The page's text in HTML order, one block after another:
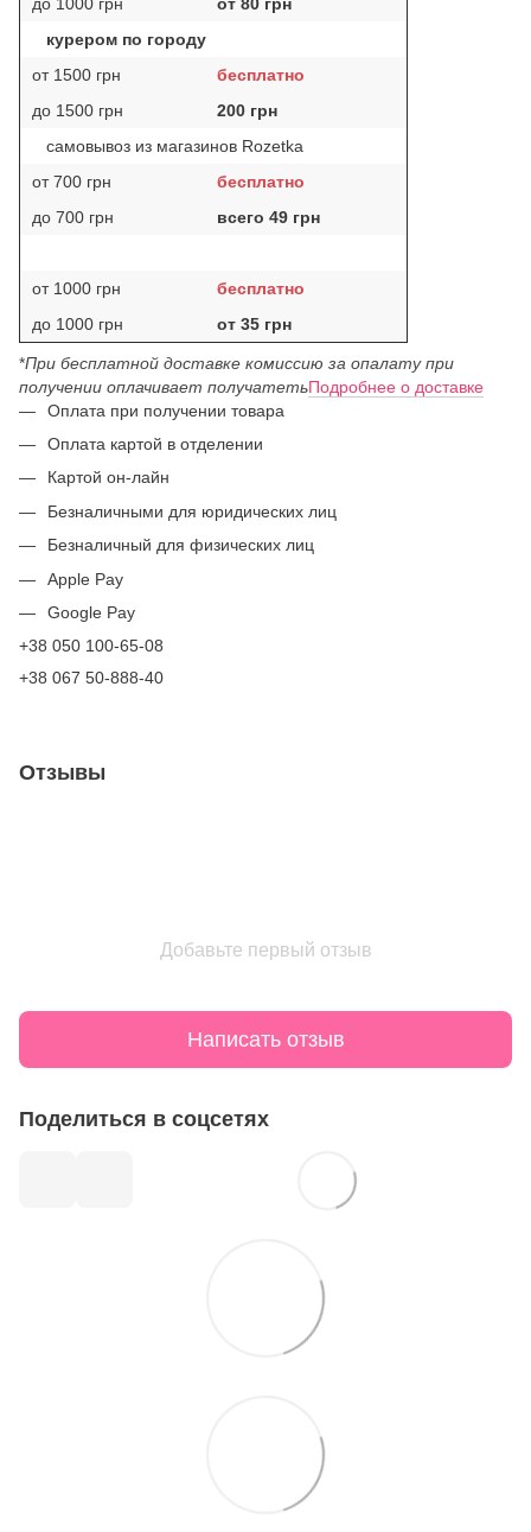
курером по городу
от 1500 грн
бесплатно
до 1500 грн
200 грн
самовывоз из магазинов Rozetka
от 700 грн
бесплатно
до 700 грн
всего 49 грн
от 1000 грн
бесплатно
до 1000 грн
от 35 грн
*При бесплатной доставке комиссию за опалату при
получении оплачивает получатетьПодробнее о доставке
Оплата при получении товара
Оплата картой в отделении
Картой он-лайн
Безналичными для юридических лиц
Безналичный для физических лиц
Apple Pay
Google Pay
+38 050 100-65-08
+38 067 50-888-40
Отзывы
Добавьте первый отзыв
Написать отзыв
Поделиться в соцсетях